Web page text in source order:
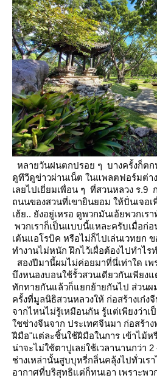
หลายวันฝนตกปรอย ๆ บางครั้งก็ตก
ดูทีวีดูข่าวผ่านเน็ต นแพลตฟอร์มต่า
เลยไปเยี่ยมเพื่อน ๆ ที่สวนหลวง ร.9
ถนนของสวนที่เขายินยอม ห้ปั่นเจอเ
เฮ้ย.. ยังอยู่เหรอ ดูพวกมันเอ้ยพวกเร
พวกเราก็เป็นแบบนี้แหละครับเมื่อก่อ
เต้นแอโรบิค หรือไม่ก็ไปเล่นเวทยก ข
ทำงานไม่หนัก ฝึกไว้เผื่อต้องไปทำไร
สองปีมานี้ผมไม่ค่อยมาที่นี่เท่าใด เ
บึงหนองบอนใช้รั้วสวนเดียวกันเพียงแ
ทักทายกันแล้วก็แยกย้ายกันไป ส่วนผ
ครั้งที่มูลนิธิสวนหลวงให้ ก่อสร้างเก๋ง
จากไหนไม่รู้เหมือนกัน รู้แต่เพียงว่า
ชช่างจีนจาก ประเทศจีนมา ก่อสร้าง
ฝีมือ"แต่ละชิ้นใช้ฝีมือในการ เข้าไม้ห
น่าจะไม่ใช้ตาปูเลย่ใช้เวลานานกว่า
ช่างเหล่านั้นสูบบุหรี่กลิ่นคลุ้งไปทั่วเร
อากาศที่บริสุทธิแต่ก็ทนเอา เพราะพว